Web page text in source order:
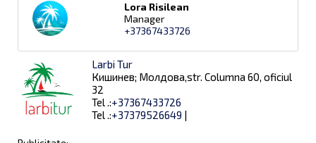
Lora Risilean
Manager
+37367433726
Larbi Tur
Кишинев; Молдова,str. Columna 60, oficiul
32
Tel .:+37367433726
Tel .:+37379526649 |